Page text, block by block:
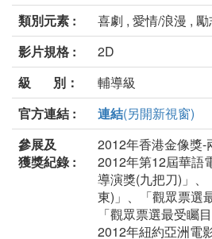
類別元素 :
喜劇 , 愛情/浪漫 ,
影片規格 :
2D
級 別：
輔導級
官方連結 :
連結(另開新視窗)
參展及
獲獎紀錄 :
2012年香港金像獎-
2012年第12屆華語
導演獎(九把刀)」
東)」、「觀眾票選
「觀眾票選最受矚
2012年紐約亞洲電